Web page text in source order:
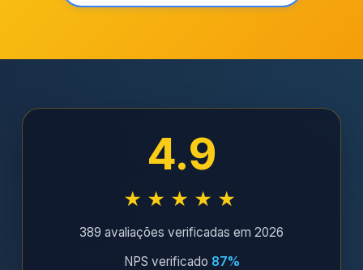
4.9
★★★★★
389 avaliações verificadas em 2026
NPS verificado 87%